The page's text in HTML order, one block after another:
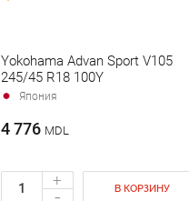
Yokohama Advan Sport V105
245/45 R18 100Y
Япония
4 776 MDL
+ В КОРЗИНУ